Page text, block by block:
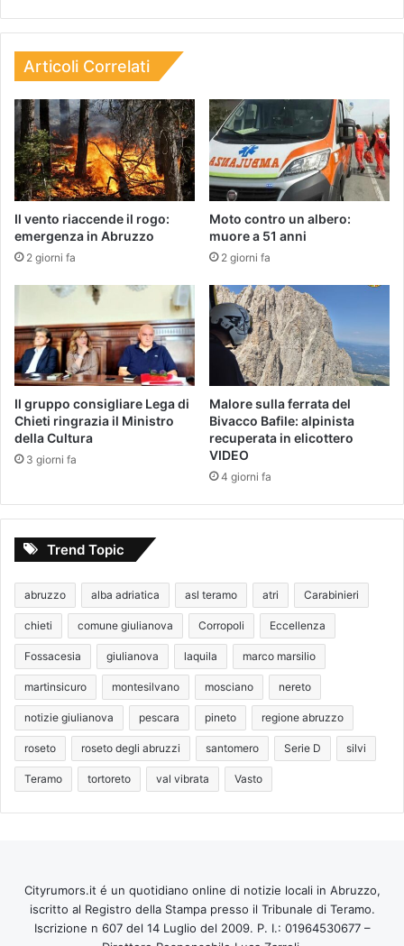
Articoli Correlati
Il vento riaccende il rogo:
emergenza in Abruzzo
2 giorni fa
Moto contro un albero:
muore a 51 anni
2 giorni fa
Il gruppo consigliare Lega di
Chieti ringrazia il Ministro
della Cultura
3 giorni fa
Malore sulla ferrata del
Bivacco Bafile: alpinista
recuperata in elicottero
VIDEO
4 giorni fa
Trend Topic
abruzzo alba adriatica asl teramo atri Carabinieri
chieti comune giulianova Corropoli Eccellenza
Fossacesia giulianova laquila marco marsilio
martinsicuro montesilvano mosciano nereto
notizie giulianova pescara pineto regione abruzzo
roseto roseto degli abruzzi santomero Serie D silvi
Teramo tortoreto val vibrata Vasto
Cityrumors.it é un quotidiano online di notizie locali in Abruzzo,
iscritto al Registro della Stampa presso il Tribunale di Teramo.
Iscrizione n 607 del 14 Luglio del 2009. P. I.: 01964530677 –